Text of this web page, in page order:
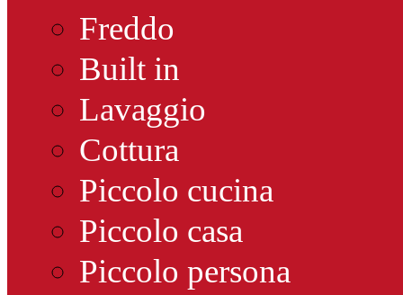
Freddo
Built in
Lavaggio
Cottura
Piccolo cucina
Piccolo casa
Piccolo persona